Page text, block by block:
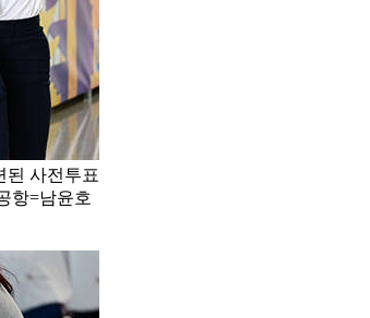
된 사전투표
항=남윤호